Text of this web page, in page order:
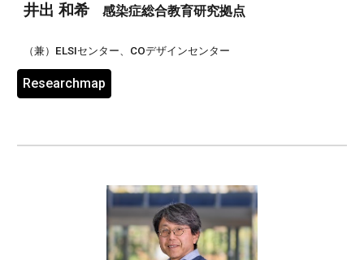
井出 和希 感染症総合教育研究拠点
（兼）ELSIセンター、COデザインセンター
Researchmap